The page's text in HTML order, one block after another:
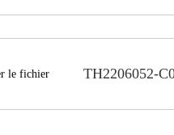
TH2206052-